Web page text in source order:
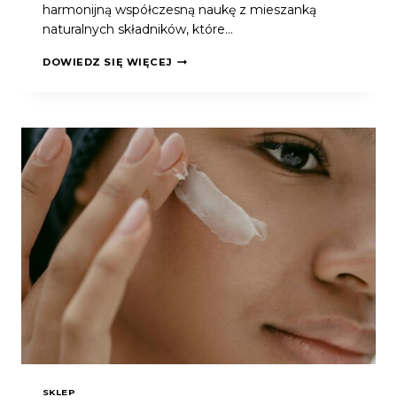
harmonijną współczesną naukę z mieszanką
naturalnych składników, które…
DOWIEDZ SIĘ WIĘCEJ
SKLEP